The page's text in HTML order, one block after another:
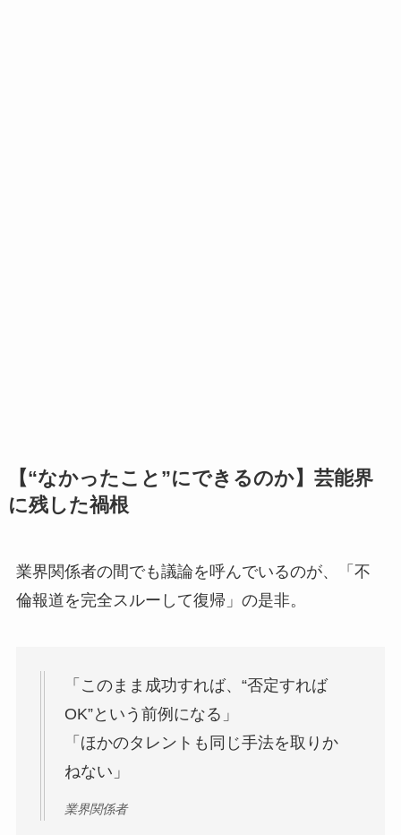
【“なかったこと”にできるのか】芸能界
に残した禍根
業界関係者の間でも議論を呼んでいるのが、「不
倫報道を完全スルーして復帰」の是非。
「このまま成功すれば、“否定すれば
OK”という前例になる」
「ほかのタレントも同じ手法を取りか
ねない」
業界関係者